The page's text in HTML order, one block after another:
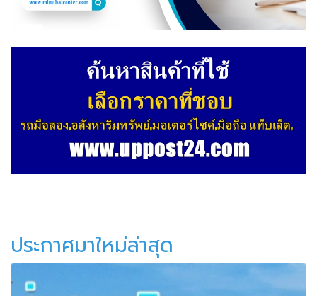
ประกาศมาใหม่ล่าสุด